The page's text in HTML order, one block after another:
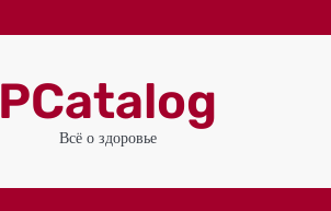
PCatalog
Всё о здоровье